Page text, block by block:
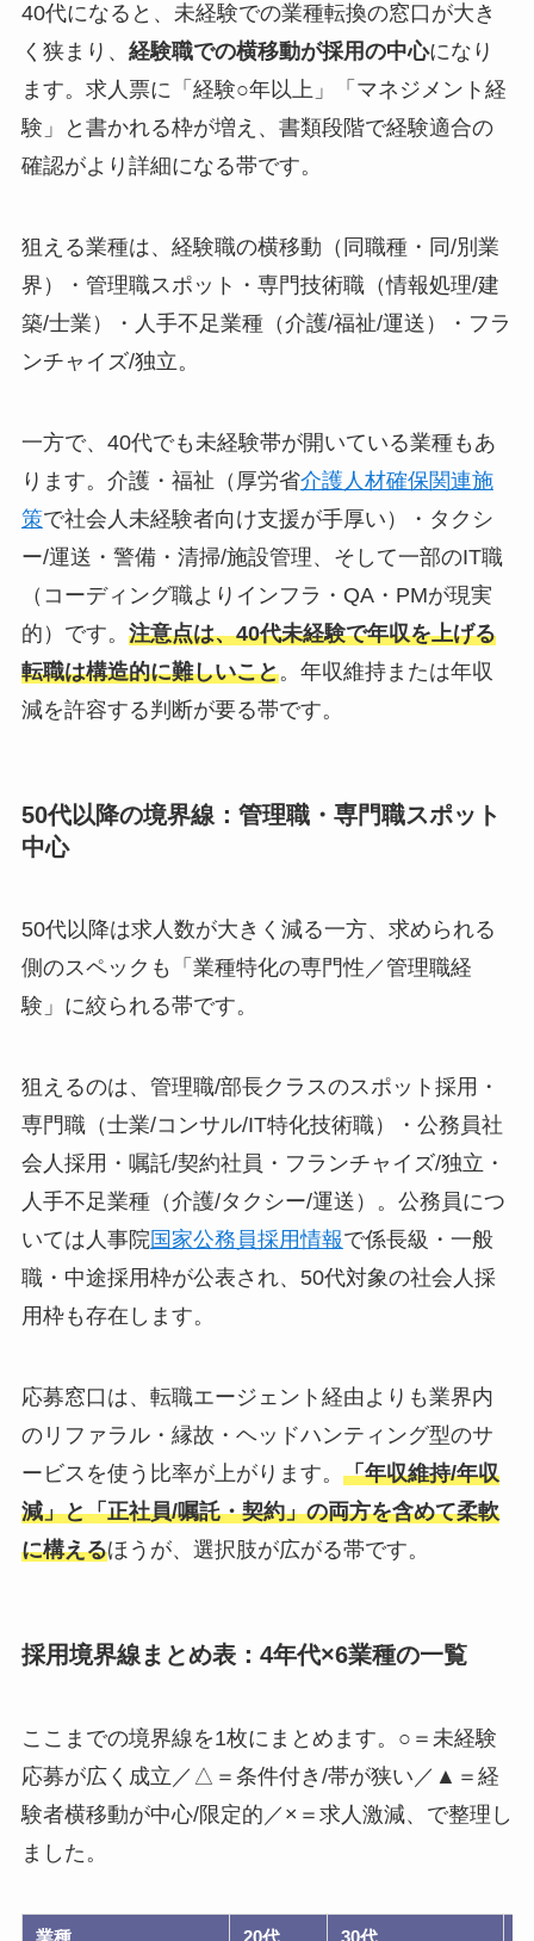
40代になると、未経験での業種転換の窓口が大き
く狭まり、 経験職での横移動が採用の中心になり
ます。求人票に「経験○年以上」「マネジメント経
験」と書かれる枠が増え、書類段階で経験適合の
確認がより詳細になる帯です。
狙える業種は、経験職の横移動（同職種・同/別業
界）・管理職スポット・専門技術職（情報処理/建
築/士業）・人手不足業種（介護/福祉/運送）・フラ
ンチャイズ/独立。
一方で、40代でも未経験帯が開いている業種もあ
ります。介護・福祉（厚労省介護人材確保関連施
策で社会人未経験者向け支援が手厚い）・タクシ
ー/運送・警備・清掃/施設管理、そして一部のIT職
（コーディング職よりインフラ・QA・PMが現実
的）です。 注意点は、40代未経験で年収を上げる
転職は構造的に難しいこと。年収維持または年収
減を許容する判断が要る帯です。
50代以降の境界線：管理職・専門職スポット
中心
50代以降は求人数が大きく減る一方、求められる
側のスペックも「業種特化の専門性／管理職経
験」に絞られる帯です。
狙えるのは、管理職/部長クラスのスポット採用・
専門職（士業/コンサル/IT特化技術職）・公務員社
会人採用・嘱託/契約社員・フランチャイズ/独立・
人手不足業種（介護/タクシー/運送）。公務員につ
いては人事院国家公務員採用情報で係長級・一般
職・中途採用枠が公表され、50代対象の社会人採
用枠も存在します。
応募窓口は、転職エージェント経由よりも業界内
のリファラル・縁故・ヘッドハンティング型のサ
ービスを使う比率が上がります。 「年収維持/年収
減」と「正社員/嘱託・契約」の両方を含めて柔軟
に構えるほうが、選択肢が広がる帯です。
採用境界線まとめ表：4年代×6業種の一覧
ここまでの境界線を1枚にまとめます。○＝未経験
応募が広く成立／△＝条件付き/帯が狭い／▲＝経
験者横移動が中心/限定的／×＝求人激減、で整理し
ました。